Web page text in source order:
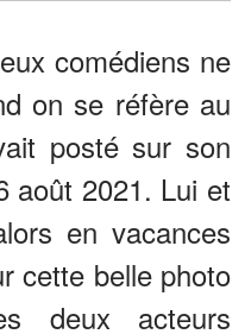
comédiens ne
on se réfère au
posté sur son
août 2021. Lui et
en vacances
cette belle photo
deux acteurs